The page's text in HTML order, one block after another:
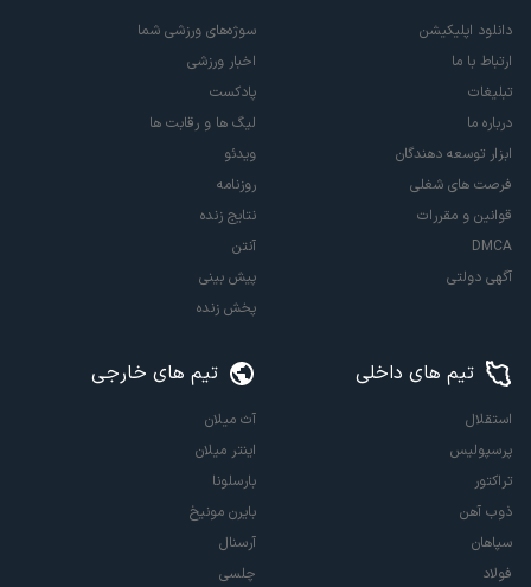
دانلود اپلیکیشن
ارتباط با ما
تبلیغات
درباره ما
ابزار توسعه دهندگان
فرصت های شغلی
قوانین و مقررات
DMCA
آگهی دولتی
سوژه‌های ورزشی شما
اخبار ورزشی
پادکست
لیگ ها و رقابت ها
ویدئو
روزنامه
نتایج زنده
آنتن
پیش بینی
پخش زنده
تیم های داخلی
استقلال
پرسپولیس
تراکتور
ذوب آهن
سپاهان
فولاد
تیم های خارجی
آث میلان
اینتر میلان
بارسلونا
بایرن مونیخ
آرسنال
چلسی